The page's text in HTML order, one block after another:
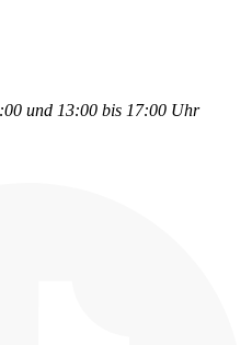
und 13:00 bis 17:00 Uhr